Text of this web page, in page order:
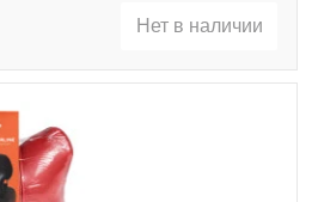
Нет в наличии